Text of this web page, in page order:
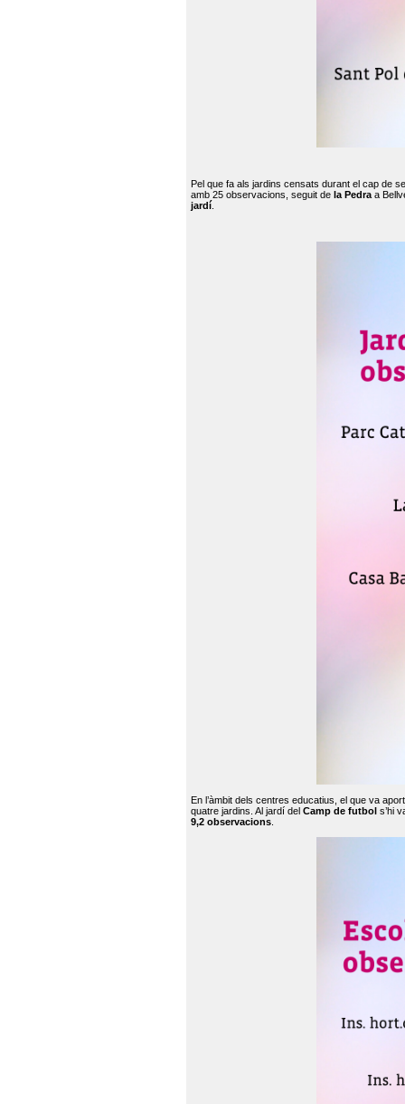
Pel que fa als jardins censats durant el cap de
amb 25 observacions, seguit de la Pedra a
jardí
En l’àmbit dels centres educatius, el que va
quatre jardins. Al jardí del Camp de futbol s’hi
9,2 observacions